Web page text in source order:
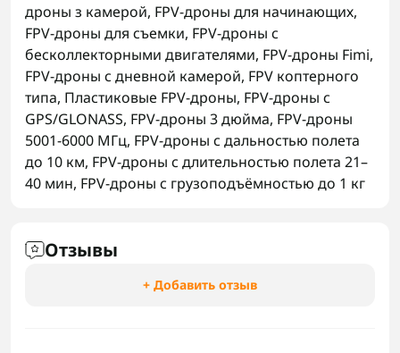
дроны з камерой, FPV-дроны для начинающих,
FPV-дроны для съемки, FPV-дроны с
бесколлекторными двигателями, FPV-дроны Fimi,
FPV-дроны с дневной камерой, FPV коптерного
типа, Пластиковые FPV-дроны, FPV-дроны с
GPS/GLONASS, FPV-дроны 3 дюйма, FPV-дроны
5001-6000 МГц, FPV-дроны с дальностью полета
до 10 км, FPV-дроны с длительностью полета 21–
40 мин, FPV-дроны с грузоподъёмностью до 1 кг
Отзывы
+ Добавить отзыв